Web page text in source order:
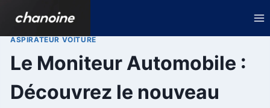
contenu
ASPIRATEUR VOITURE
Le Moniteur Automobile :
Découvrez le nouveau